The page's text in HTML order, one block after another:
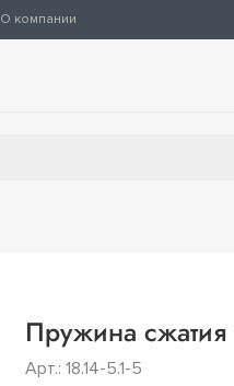
О компании
Пружина сжатия
Арт.: 18.14-5.1-5